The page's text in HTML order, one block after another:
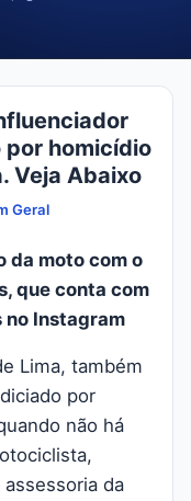
por homicídio
Veja Abaixo
Geral
da moto com o
que conta com
no Instagram
Lima, também
por
não há
da